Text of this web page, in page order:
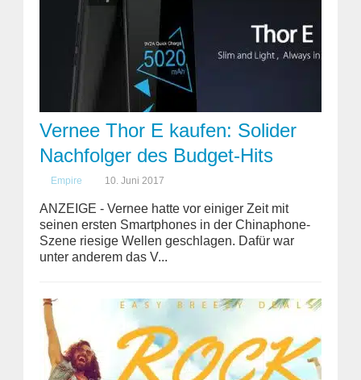
Vernee Thor E kaufen: Solider
Nachfolger des Budget-Hits
Empire 10. Juni 2017
ANZEIGE - Vernee hatte vor einiger Zeit mit
seinen ersten Smartphones in der Chinaphone-
Szene riesige Wellen geschlagen. Dafür war
unter anderem das V...